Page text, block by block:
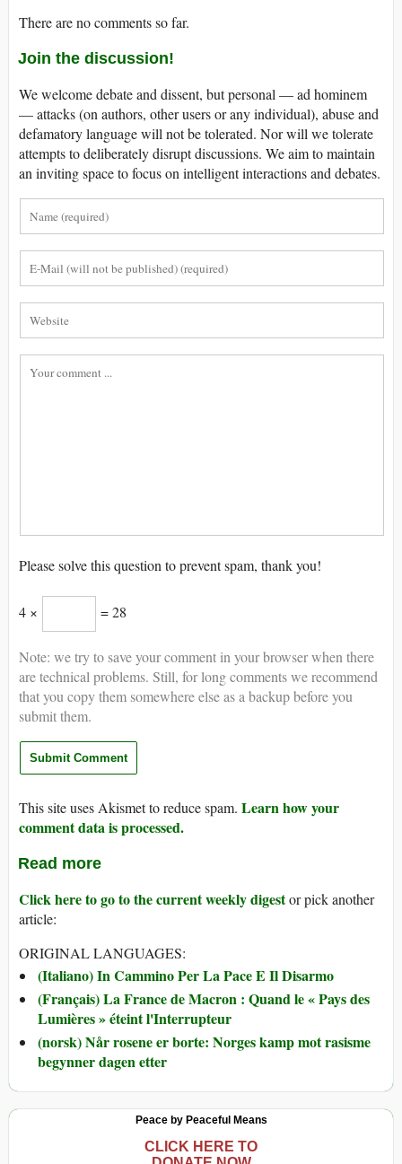
There are no comments so far.
Join the discussion!
We welcome debate and dissent, but personal — ad hominem
— attacks (on authors, other users or any individual), abuse and
defamatory language will not be tolerated. Nor will we tolerate
attempts to deliberately disrupt discussions. We aim to maintain
an inviting space to focus on intelligent interactions and debates.
Please solve this question to prevent spam, thank you!
4 × = 28
Note: we try to save your comment in your browser when there
are technical problems. Still, for long comments we recommend
that you copy them somewhere else as a backup before you
submit them.
This site uses Akismet to reduce spam. Learn how your
comment data is processed.
Read more
Click here to go to the current weekly digestor pick another
article:
ORIGINAL LANGUAGES:
(Italiano) In Cammino Per La Pace E Il Disarmo
(Français) La France de Macron : Quand le « Pays des
Lumières » éteint l'Interrupteur
(norsk) Når rosene er borte: Norges kamp mot rasisme
begynner dagen etter
Peace by Peaceful Means
CLICK HERE TO